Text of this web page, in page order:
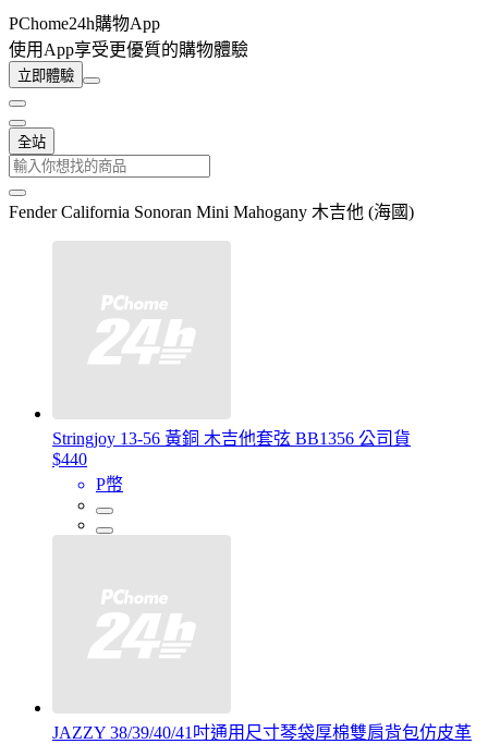
PChome24h購物App
使用App享受更優質的購物體驗
立即體驗
全站
Fender California Sonoran Mini Mahogany 木吉他 (海國)
Stringjoy 13-56 黃銅 木吉他套弦 BB1356 公司貨
$440
P幣
JAZZY 38/39/40/41吋通用尺寸琴袋厚棉雙肩背包仿皮革